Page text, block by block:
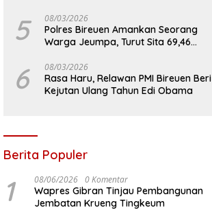
5 08/03/2026
Polres Bireuen Amankan Seorang
Warga Jeumpa, Turut Sita 69,46
6 08/03/2026
Rasa Haru, Relawan PMI Bireuen Beri
Kejutan Ulang Tahun Edi Obama
Berita Populer
1 08/06/2026 0 Komentar
Wapres Gibran Tinjau Pembangunan
Jembatan Krueng Tingkeum